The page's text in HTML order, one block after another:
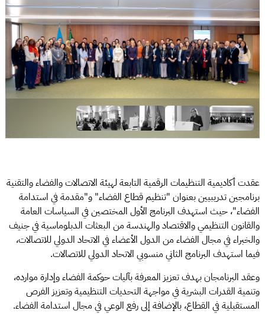
عقدت أكاديمية التنظيمات الرقمية التابعة لهيئة الاتصالات والفضاء والتقنية
برنامجين تدريبيين بعنوان "تنظيم قطاع الفضاء" و"مقدمة في استدامة
الفضاء"، حيث استهدف البرنامج الأول المختصين في السياسات العامة
والقانون التنظيمي والاقتصاد والهندسة من البعثات الدبلوماسية في جنيف
والخبراء في مجال الفضاء من الدول الأعضاء في الاتحاد الدولي للاتصالات،
فيما استهدف البرنامج الثاني منسوبي الاتحاد الدولي للاتصالات.
وعقد البرنامجان بهدف تعزيز المعرفة بآليات حوكمة الفضاء وإدارة موارده،
وتنمية القدرات البشرية في مواجهة التحديات التنظيمية وتعزيز الفرص
المستقبلية في القطاع، بالإضافة إلى رفع الوعي في مجال استدامة الفضاء.